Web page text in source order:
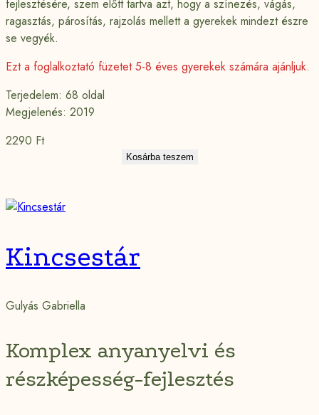
fejlesztésére, szem előtt tartva azt, hogy a színezés, vágás,
ragasztás, párosítás, rajzolás mellett a gyerekek mindezt észre
se vegyék.
Ezt a foglalkoztató füzetet 5-8 éves gyerekek számára ajánljuk.
Terjedelem: 68 oldal
Megjelenés: 2019
2290 Ft
Kosárba teszem
Kincsestár
Gulyás Gabriella
Komplex anyanyelvi és
részképesség-fejlesztés